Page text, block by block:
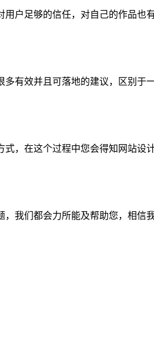
户足够的信任，对自己的作品也
有效并且可落地的建议，区别于
，在这个过程中您会得知网站设
我们都会力所能及帮助您，相信